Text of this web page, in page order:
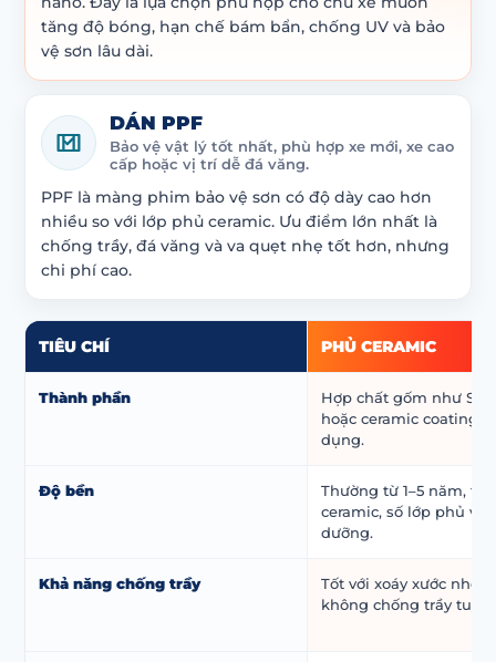
tăng độ bóng, hạn chế bám bẩn, chống UV và bảo
vệ sơn lâu dài.
DÁN PPF
Bảo vệ vật lý tốt nhất, phù hợp xe mới, xe cao
cấp hoặc vị trí dễ đá văng.
PPF là màng phim bảo vệ sơn có độ dày cao hơn
nhiều so với lớp phủ ceramic. Ưu điểm lớn nhất là
chống trầy, đá văng và va quẹt nhẹ tốt hơn, nhưng
chi phí cao.
TIÊU CHÍ PHỦ CERAMIC
Thành phần
Hợp chất gốm như
hoặc ceramic coating
dụng.
Độ bền
Thường từ 1–5 năm,
ceramic, số lớp phủ và
dưỡng.
Khả năng chống trầy
Tốt với xoáy xước nhẹ,
không chống trầy tuyệt